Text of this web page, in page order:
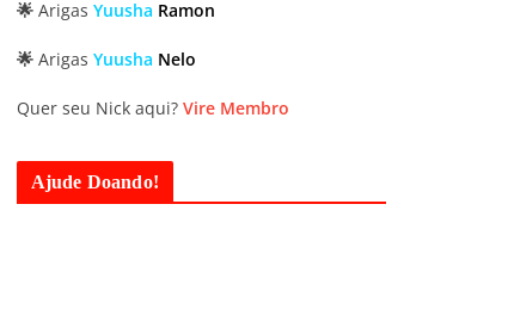
🌟 Arigas Yuusha Ramon
🌟 Arigas Yuusha Nelo
Quer seu Nick aqui? Vire Membro
Ajude Doando!